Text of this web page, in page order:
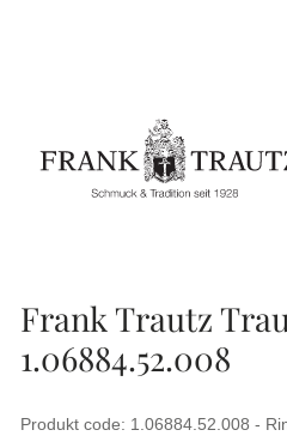
Frank Trautz
1.06884.52.008
Produkt code: 1.06884.52.008 -